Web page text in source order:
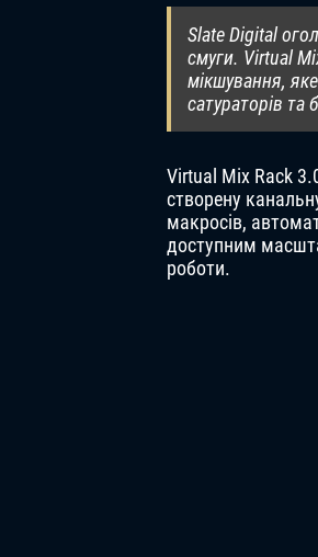
Slate Digital
смуги. Virtual
мікшування,
сатураторів та
Virtual Mix Rack
створену
макросів,
доступним
роботи.